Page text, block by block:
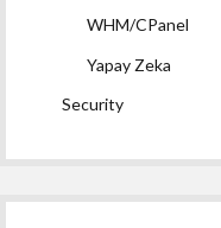
WHM/CPanel
Yapay Zeka
Security